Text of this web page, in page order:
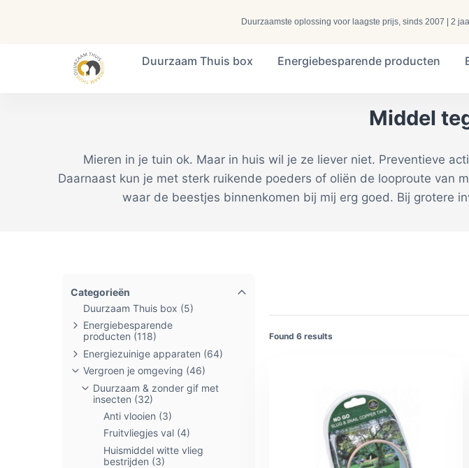
Duurzaamste oplossing voor laagste prijs, sinds 2007 | 2
Duurzaam Thuis box Energiebesparende producten
Middel
Mieren in je tuin ok. Maar in huis wil je ze liever niet. Preventieve
Daarnaast kun je met sterk ruikende poeders of oliën de looproute van
waar de beestjes binnenkomen bij mij erg goed. Bij grotere
Categorieën
Duurzaam Thuis box (5)
Energiebesparende
producten (118)
Energiezuinige apparaten (64)
Vergroen je omgeving (46)
Duurzaam & zonder gif met
insecten (32)
Anti vlooien (3)
Fruitvliegjes val (4)
Huismiddel witte vlieg
bestrijden (3)
Found6 results